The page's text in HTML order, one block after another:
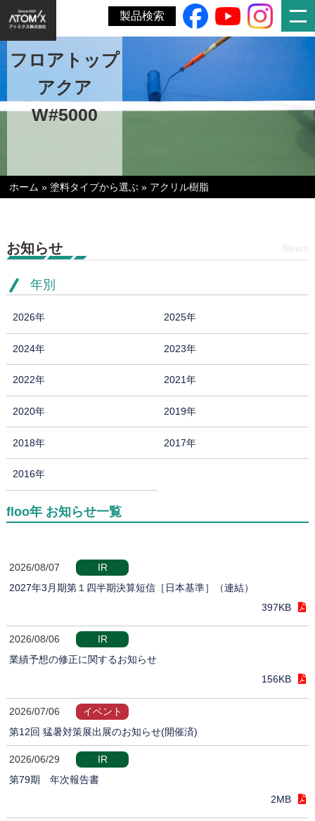
製品検索
フロアトップ
アクア
W#5000
ホーム »塗料タイプから選ぶ » アクリル樹脂
お知らせ
年別
2026年 2025年
2024年 2023年
2022年 2021年
2020年 2019年
2018年 2017年
2016年
floo年 お知らせ一覧
2026/08/07
IR
2027年3月期第１四半期決算短信［日本基準］（連結）
397KB
2026/08/06
IR
業績予想の修正に関するお知らせ
156KB
2026/07/06
イベント
第12回 猛暑対策展出展のお知らせ(開催済)
2026/06/29
IR
第79期 年次報告書
2MB